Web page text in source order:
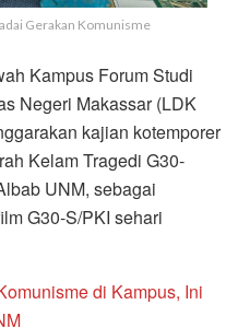
Gerakan Komunisme
Kampus Forum Studi
Negeri Makassar (LDK
kajian kotemporer
Kelam Tragedi G30-
UNM, sebagai
G30-S/PKI sehari
di Kampus, Ini